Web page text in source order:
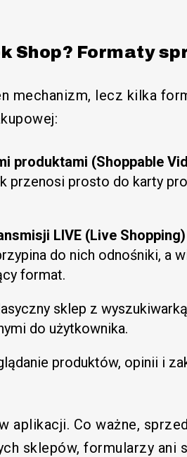
Shop? Formaty
mechanizm, lecz kilka
produktami (Shoppable
przenosi prosto do karty
LIVE (Live Shopping)
do nich odnośniki, a
format.
sklep z
do użytkownika.
produktów, opinii i
aplikacji. Co ważne,
sklepów, formularzy ani